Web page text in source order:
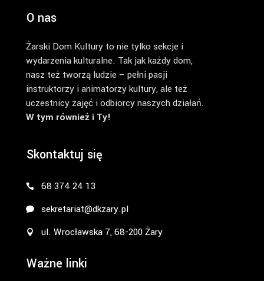
O nas
Żarski Dom Kultury to nie tylko sekcje i
wydarzenia kulturalne. Tak jak każdy dom,
nasz też tworzą ludzie – pełni pasji
instruktorzy i animatorzy kultury, ale też
uczestnicy zajęć i odbiorcy naszych działań.
W tym również i Ty!
Skontaktuj się
68 374 24 13
sekretariat@dkzary.pl
ul. Wrocławska 7, 68-200 Żary
Ważne linki